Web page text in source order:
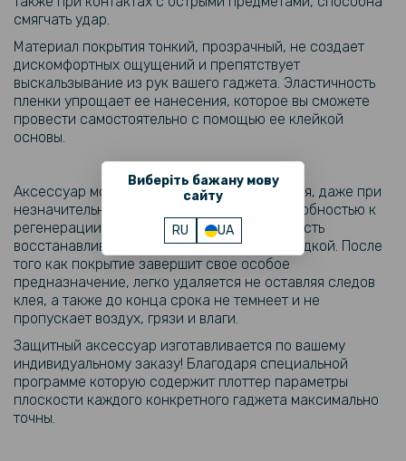
Виберіть бажану мову
сайту
RU UA
смягчать удар.
Материал покрытия тонкий, прозрачный, не создает
дискомфортных ощущений и препятствует
выскальзывание из рук вашего гаджета. Эластичность
пленки упрощает ее нанесения, которое вы сможете
провести самостоятельно с помощью ее клейкой
основы.
Аксессуар может длительно использоваться, даже при
незначительных царапинах обладает способностью к
регенерации, в течение 24 часов поверхность
восстанавливается и становится снова гладкой. После
того как покрытие завершит свое особое
предназначение, легко удаляется не оставляя следов
клея, а также до конца срока не темнеет и не
пропускает воздух, грязи и влаги.
Защитный аксессуар изготавливается по вашему
индивидуальному заказу! Благодаря специальной
программе которую содержит плоттер параметры
плоскости каждого конкретного гаджета максимально
точны.